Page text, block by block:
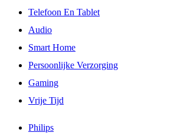
Telefoon En Tablet
Audio
Smart Home
Persoonlijke Verzorging
Gaming
Vrije Tijd
Philips